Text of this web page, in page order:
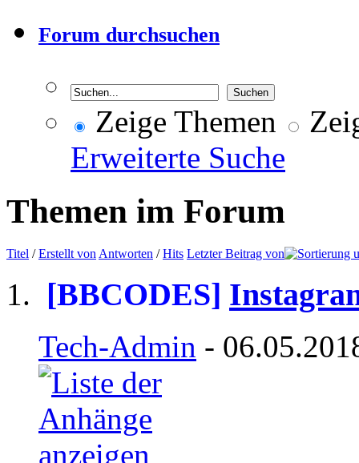
Forum durchsuchen
Zeige Themen
Erweiterte Suche
Themen im Forum
Titel /Erstellt von Antworten /Hits Letzter Beitrag von
[BBCODES]
Tech-Admin -